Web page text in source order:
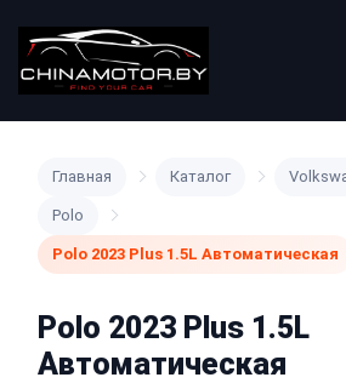
Главная Каталог
Polo
Polo 2023 Plus 1.5L Автоматическая
Polo 2023 Plus 1.5L
Автоматическая